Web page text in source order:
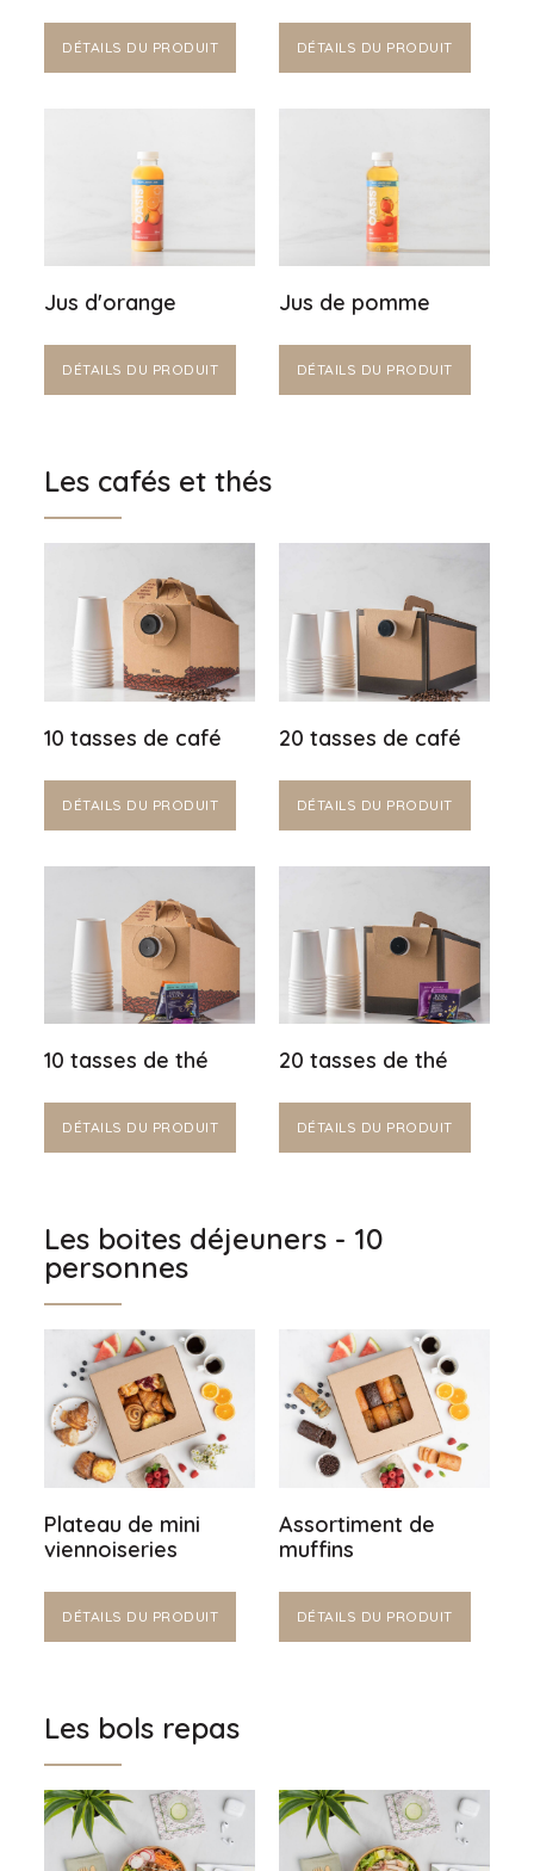
DÉTAILS DU PRODUIT DÉTAILS DU PRODUIT
Jus d'orange
DÉTAILS DU PRODUIT
Jus de pomme
DÉTAILS DU PRODUIT
Les cafés et thés
10 tasses de café
DÉTAILS DU PRODUIT
20 tasses de café
DÉTAILS DU PRODUIT
10 tasses de thé
DÉTAILS DU PRODUIT
20 tasses de thé
DÉTAILS DU PRODUIT
Les boites déjeuners - 10
personnes
Plateau de mini
viennoiseries
DÉTAILS DU PRODUIT
Assortiment de
muffins
DÉTAILS DU PRODUIT
Les bols repas